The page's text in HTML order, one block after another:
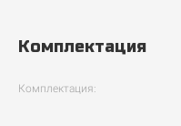
Комплектация
Комплектация: